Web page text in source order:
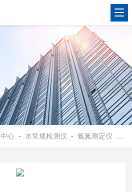
心 - 水常规检测仪 -氨氮测定仪